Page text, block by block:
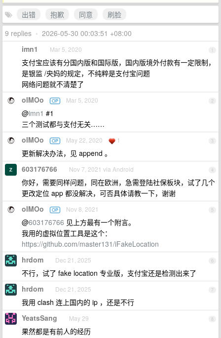
出错
抱歉 同意
刷脸
9 replies • 2026-05-30 00:03:51 +08:00
1
imn1 Mar 5, 2020
支付宝应该有分国内版和国际版，国内版境外付款有一定限制，
是银监 /央妈的规定，不纯粹是支付宝问题
网络问题就不清楚了
2
oIMOo OP Mar 5, 2020
@imn1 #1
三个测试都与支付无关……
3
oIMOo OP May 22, 2020 1
更新解决办法，见 append 。
4
603176766 Nov 7, 2021 via Android
你好，需要同样问题，同在欧洲，急需登陆社保板块，试了几个
更改定位 app 都没解决，可否具体请教一下，谢谢
5
oIMOo OP Nov 8, 2021
@603176766 见上方最有一个附言。
我用的虚拟位置工具是这个：
https://github.com/master131/iFakeLocation
6
hrdom Dec 21, 2025
不行，试了 fake location 专业版，支付宝还是检测出来了
7
hrdom Dec 21, 2025
我用 clash 连上国内的 ip ，还是不行
8
YeatsSang May 29
果然都是有前人的经历